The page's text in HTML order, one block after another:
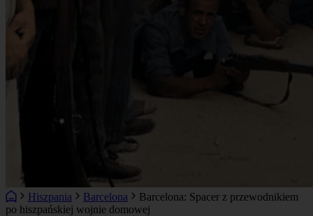
Hiszpania Barcelona
Barcelona: Spacer z przewodnikiem
po hiszpańskiej wojnie domowej